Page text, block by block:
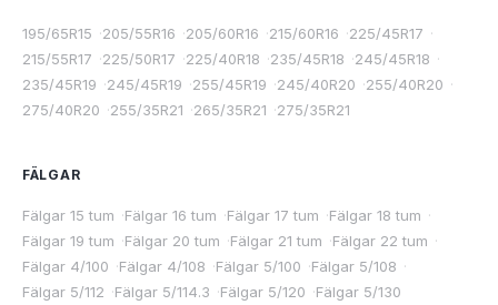
195/65R15 ·205/55R16 ·205/60R16 ·215/60R16 ·225/45R17 ·
215/55R17 ·225/50R17 ·225/40R18 ·235/45R18 ·245/45R18 ·
235/45R19 ·245/45R19 ·255/45R19 ·245/40R20 ·255/40R20 ·
275/40R20 ·255/35R21 ·265/35R21 ·275/35R21
FÄLGAR
Fälgar 15 tum ·Fälgar 16 tum ·Fälgar 17 tum ·Fälgar 18 tum ·
Fälgar 19 tum ·Fälgar 20 tum ·Fälgar 21 tum ·Fälgar 22 tum ·
Fälgar 4/100 ·Fälgar 4/108 ·Fälgar 5/100 ·Fälgar 5/108 ·
Fälgar 5/112 ·Fälgar 5/114.3 ·Fälgar 5/120 ·Fälgar 5/130